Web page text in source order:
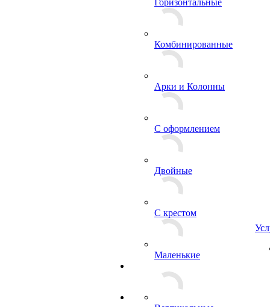
Горизонтальные
Комбинированные
Арки и Колонны
С оформлением
Двойные
С крестом
Маленькие